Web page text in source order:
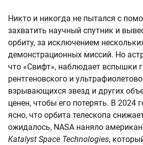
Никто и никогда не пытался с
захватить научный спутник и
орбиту, за исключением
демонстрационных миссий. Но
что «Свифт», наблюдает вспышки
рентгеновского и
взрывающихся звезд и других
ценен, чтобы его потерять. В 2024
ясно, что орбита телескопа
ожидалось, NASA наняло
Katalyst Space Technologies,